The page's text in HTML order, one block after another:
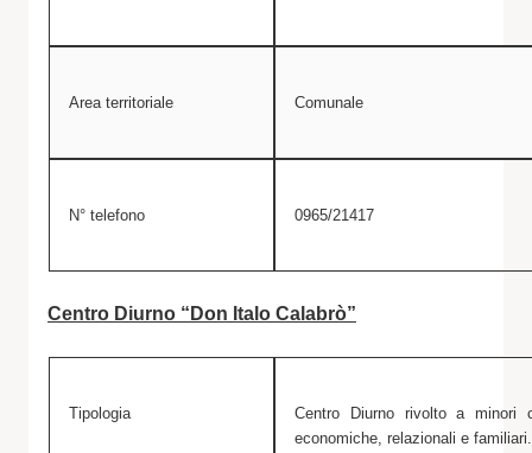
Area territoriale Comunale
N° telefono 0965/21417
Centro Diurno “Don Italo Calabrò”
Tipologia
Centro Diurno rivolto a minori
economiche, relazionali e familiari.